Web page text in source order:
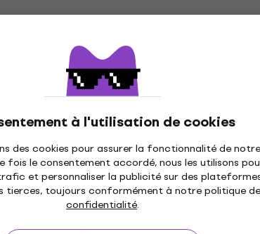
à l'utilisation de cookies
des cookies pour assurer la fonctionnalité de notre
fois le consentement accordé, nous les utilisons
et personnaliser la publicité sur des
tierces, toujours conformément à notre politique de
confidentialité.
Disques vinyles Casquettes musique